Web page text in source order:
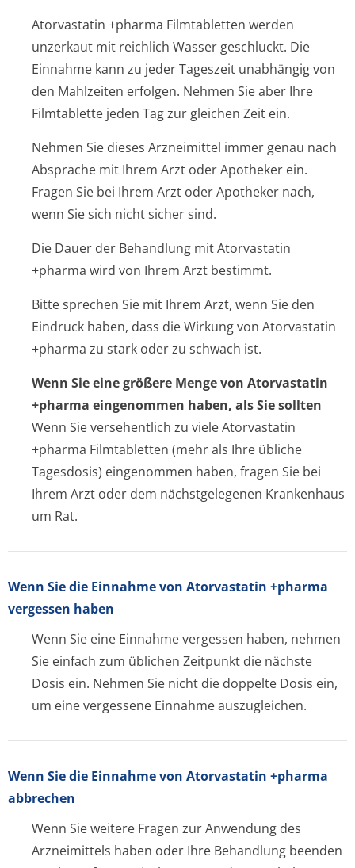
Atorvastatin +pharma Filmtabletten werden
unzerkaut mit reichlich Wasser geschluckt. Die
Einnahme kann zu jeder Tageszeit unabhängig von
den Mahlzeiten erfolgen. Nehmen Sie aber Ihre
Filmtablette jeden Tag zur gleichen Zeit ein.
Nehmen Sie dieses Arzneimittel immer genau nach
Absprache mit Ihrem Arzt oder Apotheker ein.
Fragen Sie bei Ihrem Arzt oder Apotheker nach,
wenn Sie sich nicht sicher sind.
Die Dauer der Behandlung mit Atorvastatin
+pharma wird von Ihrem Arzt bestimmt.
Bitte sprechen Sie mit Ihrem Arzt, wenn Sie den
Eindruck haben, dass die Wirkung von Atorvastatin
+pharma zu stark oder zu schwach ist.
Wenn Sie eine größere Menge von Atorvastatin
+pharma eingenommen haben, als Sie sollten
Wenn Sie versehentlich zu viele Atorvastatin
+pharma Filmtabletten (mehr als Ihre übliche
Tagesdosis) eingenommen haben, fragen Sie bei
Ihrem Arzt oder dem nächstgelegenen Krankenhaus
um Rat.
Wenn Sie die Einnahme von Atorvastatin +pharma
vergessen haben
Wenn Sie eine Einnahme vergessen haben, nehmen
Sie einfach zum üblichen Zeitpunkt die nächste
Dosis ein. Nehmen Sie nicht die doppelte Dosis ein,
um eine vergessene Einnahme auszugleichen.
Wenn Sie die Einnahme von Atorvastatin +pharma
abbrechen
Wenn Sie weitere Fragen zur Anwendung des
Arzneimittels haben oder Ihre Behandlung beenden